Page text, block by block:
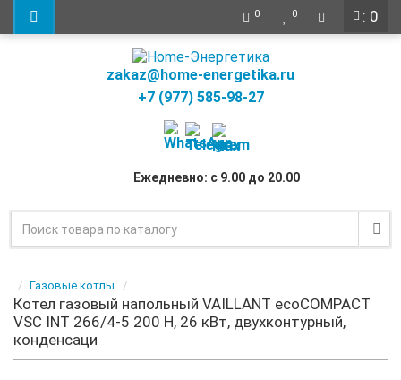
: 0
0 0
zakaz@home-energetika.ru
+7 (977) 585-98-27
Ежедневно: с 9.00 до 20.00
Газовые котлы
Котел газовый напольный VAILLANT ecoCOMPACT
VSC INT 266/4-5 200 H, 26 кВт, двухконтурный,
конденсаци